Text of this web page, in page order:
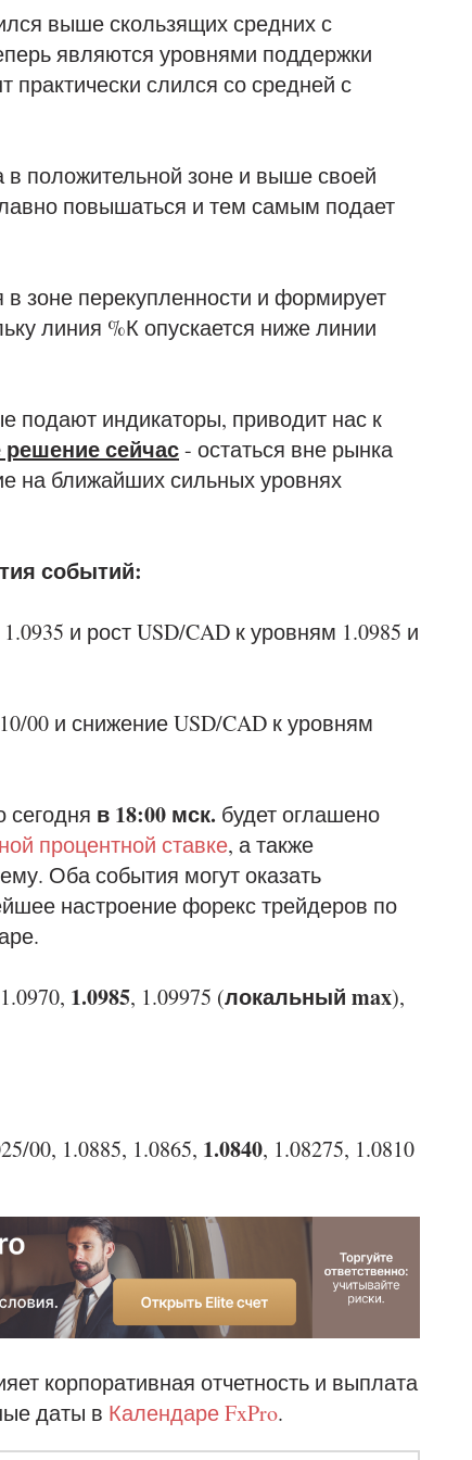
выше скользящих средних с
являются уровнями поддержки
практически слился со средней с
положительной зоне и выше своей
повышаться и тем самым подает
зоне перекупленности и формирует
линия %К опускается ниже линии
подают индикаторы, приводит нас к
сейчас- остаться вне рынка
на ближайших сильных уровнях
событий:
и рост USD/CAD к уровням 1.0985 и
00 и снижение USD/CAD к уровням
сегодня в 18:00 мск. будет оглашено
процентной ставке, а также
Оба события могут оказать
настроение форекс трейдеров по
1.0985, 1.09975 (локальный max),
00, 1.0885, 1.0865, 1.0840, 1.08275, 1.0810
корпоративная отчетность и выплата
даты в Календаре FxPro.